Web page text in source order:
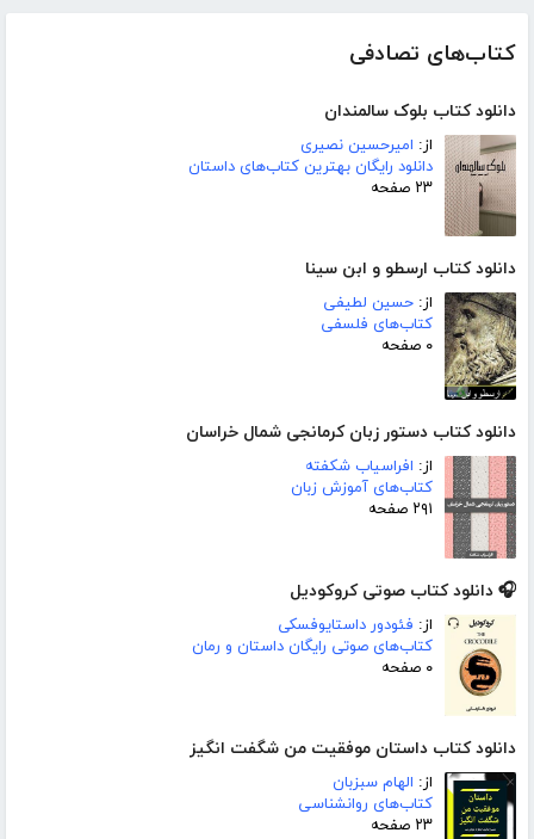
کتاب‌های تصادفی
دانلود کتاب بلوک سالمندان
از: امیرحسین نصیری
دانلود رایگان بهترین کتاب‌های داستان
۲۳ صفحه
دانلود کتاب ارسطو و ابن سینا
از: حسین لطیفى
کتاب‌های فلسفی
۰ صفحه
دانلود کتاب دستور زبان کرمانجی شمال خراسان
از: افراسیاب شکفته
کتاب‌های آموزش زبان
۲۹۱ صفحه
🎧 دانلود کتاب صوتی کروکودیل
از: فئودور داستایوفسکی
کتاب‌های صوتی رایگان داستان و رمان
۰ صفحه
دانلود کتاب داستان موفقیت من شگفت انگیز
از: الهام سبزبان
کتاب‌های روانشناسی
۲۳ صفحه